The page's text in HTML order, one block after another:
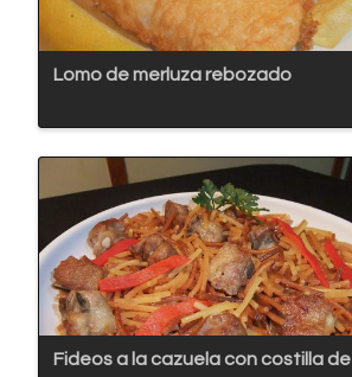
Lomo de merluza rebozado
Fideos a la cazuela con costilla de